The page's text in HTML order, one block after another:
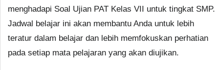
menghadapi Soal Ujian PAT Kelas VII untuk tingkat SMP.
Jadwal belajar ini akan membantu Anda untuk lebih
teratur dalam belajar dan lebih memfokuskan perhatian
pada setiap mata pelajaran yang akan diujikan.